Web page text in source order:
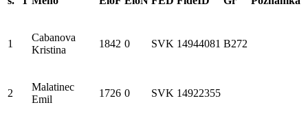
1
Cabanova
Kristina
1842 0 SVK 14944081 B272
2
Malatinec
Emil
1726 0 SVK 14922355